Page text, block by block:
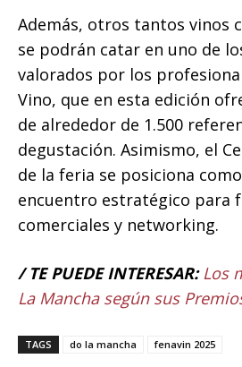
Además, otros tantos vinos
se podrán catar en uno de
valorados por los
Vino, que en esta edición
de alrededor de 1.500
degustación. Asimismo, el
de la feria se posiciona
encuentro estratégico para
comerciales y networking.
/ TE PUEDE INTERESAR: Los
La Mancha según sus
TAGS do la mancha fenavin 2025